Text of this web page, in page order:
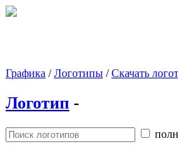
Графика /Логотипы /Скачать
Логотип -